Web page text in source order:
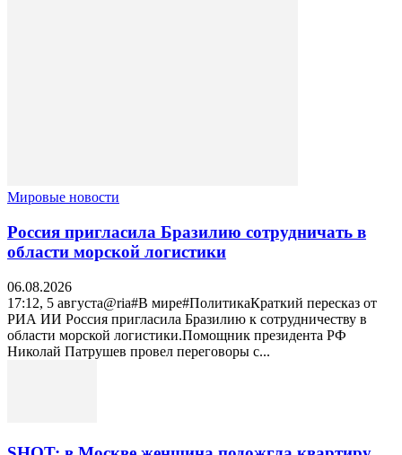
Мировые новости
Россия пригласила Бразилию сотрудничать в
области морской логистики
06.08.2026
17:12, 5 августа@ria#В мире#ПолитикаКраткий пересказ от
РИА ИИ Россия пригласила Бразилию к сотрудничеству в
области морской логистики.Помощник президента РФ
Николай Патрушев провел переговоры с...